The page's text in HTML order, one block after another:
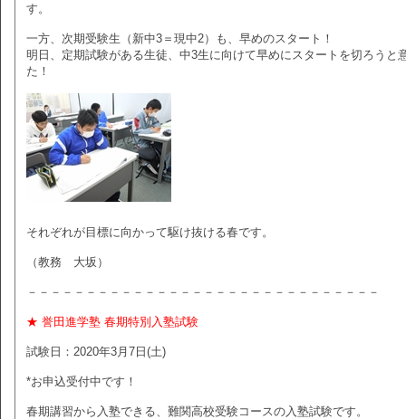
す。
一方、次期受験生（新中3＝現中2）も、早めのスタート！
明日、定期試験がある生徒、中3生に向けて早めにスタートを切ろうと
た！
それぞれが目標に向かって駆け抜ける春です。
（教務 大坂）
－－－－－－－－－－－－－－－－－－－－－－－－－－－－－－
★ 誉田進学塾 春期特別入塾試験
試験日：2020年3月7日(土)
*お申込受付中です！
春期講習から入塾できる、難関高校受験コースの入塾試験です。